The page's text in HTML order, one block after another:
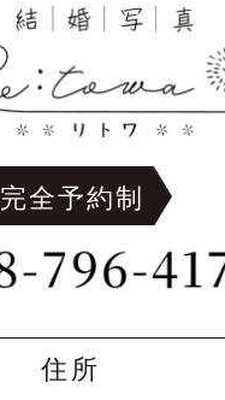
完全予約制
住所